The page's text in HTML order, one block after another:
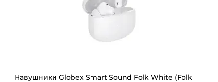
Навушники Globex Smart Sound Folk White (Folk